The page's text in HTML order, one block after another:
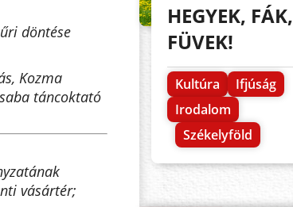
döntése
Kozma
táncoktató
vásártér;
HEGYEK, FÁK,
FÜVEK!
Kultúra
Ifjúság
Irodalom
Székelyföld